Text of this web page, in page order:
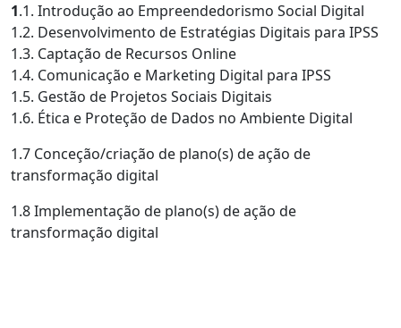
1.1. Introdução ao Empreendedorismo Social Digital
1.2. Desenvolvimento de Estratégias Digitais para IPSS
1.3. Captação de Recursos Online
1.4. Comunicação e Marketing Digital para IPSS
1.5. Gestão de Projetos Sociais Digitais
1.6. Ética e Proteção de Dados no Ambiente Digital
1.7 Conceção/criação de plano(s) de ação de
transformação digital
1.8 Implementação de plano(s) de ação de
transformação digital